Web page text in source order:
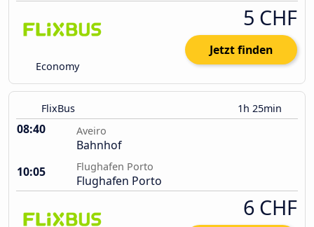
Economy
5 CHF
Jetzt finden
FlixBus 1h 25min
08:40 Aveiro
Bahnhof
10:05
Flughafen Porto
Flughafen Porto
6 CHF